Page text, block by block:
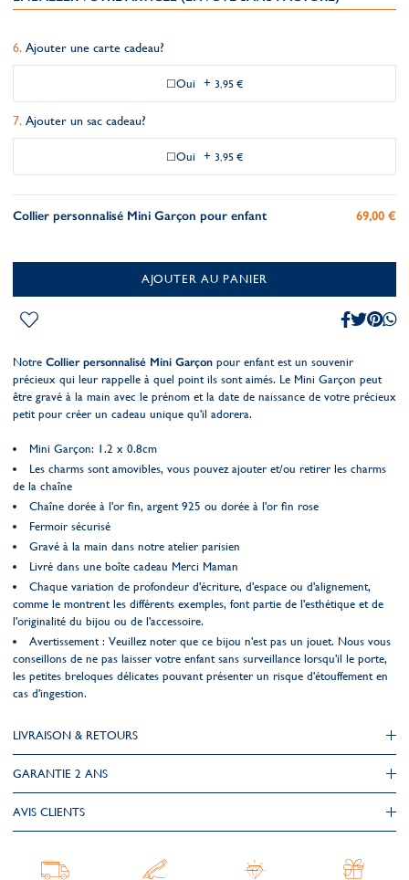
Ajouter une carte cadeau?
Oui + 3,95 €
Ajouter un sac cadeau?
Oui + 3,95 €
Collier personnalisé Mini Garçon pour enfant 69,00 €
AJOUTER AU PANIER
Notre Collier personnalisé Mini Garçon pour enfant est un souvenir
précieux qui leur rappelle à quel point ils sont aimés. Le Mini Garçon peut
être gravé à la main avec le prénom et la date de naissance de votre précieux
petit pour créer un cadeau unique qu'il adorera.
Mini Garçon: 1.2 x 0.8cm
Les charms sont amovibles, vous pouvez ajouter et/ou retirer les charms
de la chaîne
Chaîne dorée à l'or fin, argent 925 ou dorée à l'or fin rose
Fermoir sécurisé
Gravé à la main dans notre atelier parisien
Livré dans une boîte cadeau Merci Maman
Chaque variation de profondeur d'écriture, d'espace ou d'alignement,
comme le montrent les différents exemples, font partie de l'esthétique et de
l'originalité du bijou ou de l'accessoire.
Avertissement : Veuillez noter que ce bijou n'est pas un jouet. Nous vous
conseillons de ne pas laisser votre enfant sans surveillance lorsqu'il le porte,
les petites breloques délicates pouvant présenter un risque d'étouffement en
cas d'ingestion.
LIVRAISON & RETOURS
GARANTIE 2 ANS
AVIS CLIENTS